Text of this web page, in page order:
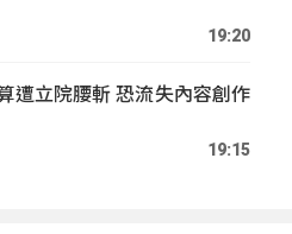
19:20
遭立院腰斬 恐流失內容創作
19:15